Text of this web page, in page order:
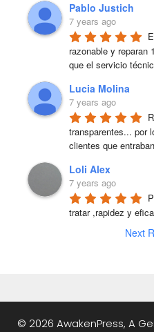
Pablo Justich
7 years ago
razonable y reparan
que el servicio
Lucia Molina
7 years ago
transparentes... por
clientes que
Loli Alex
7 years ago
tratar ,rapidez y
Next
© 2026 AwakenPress, A